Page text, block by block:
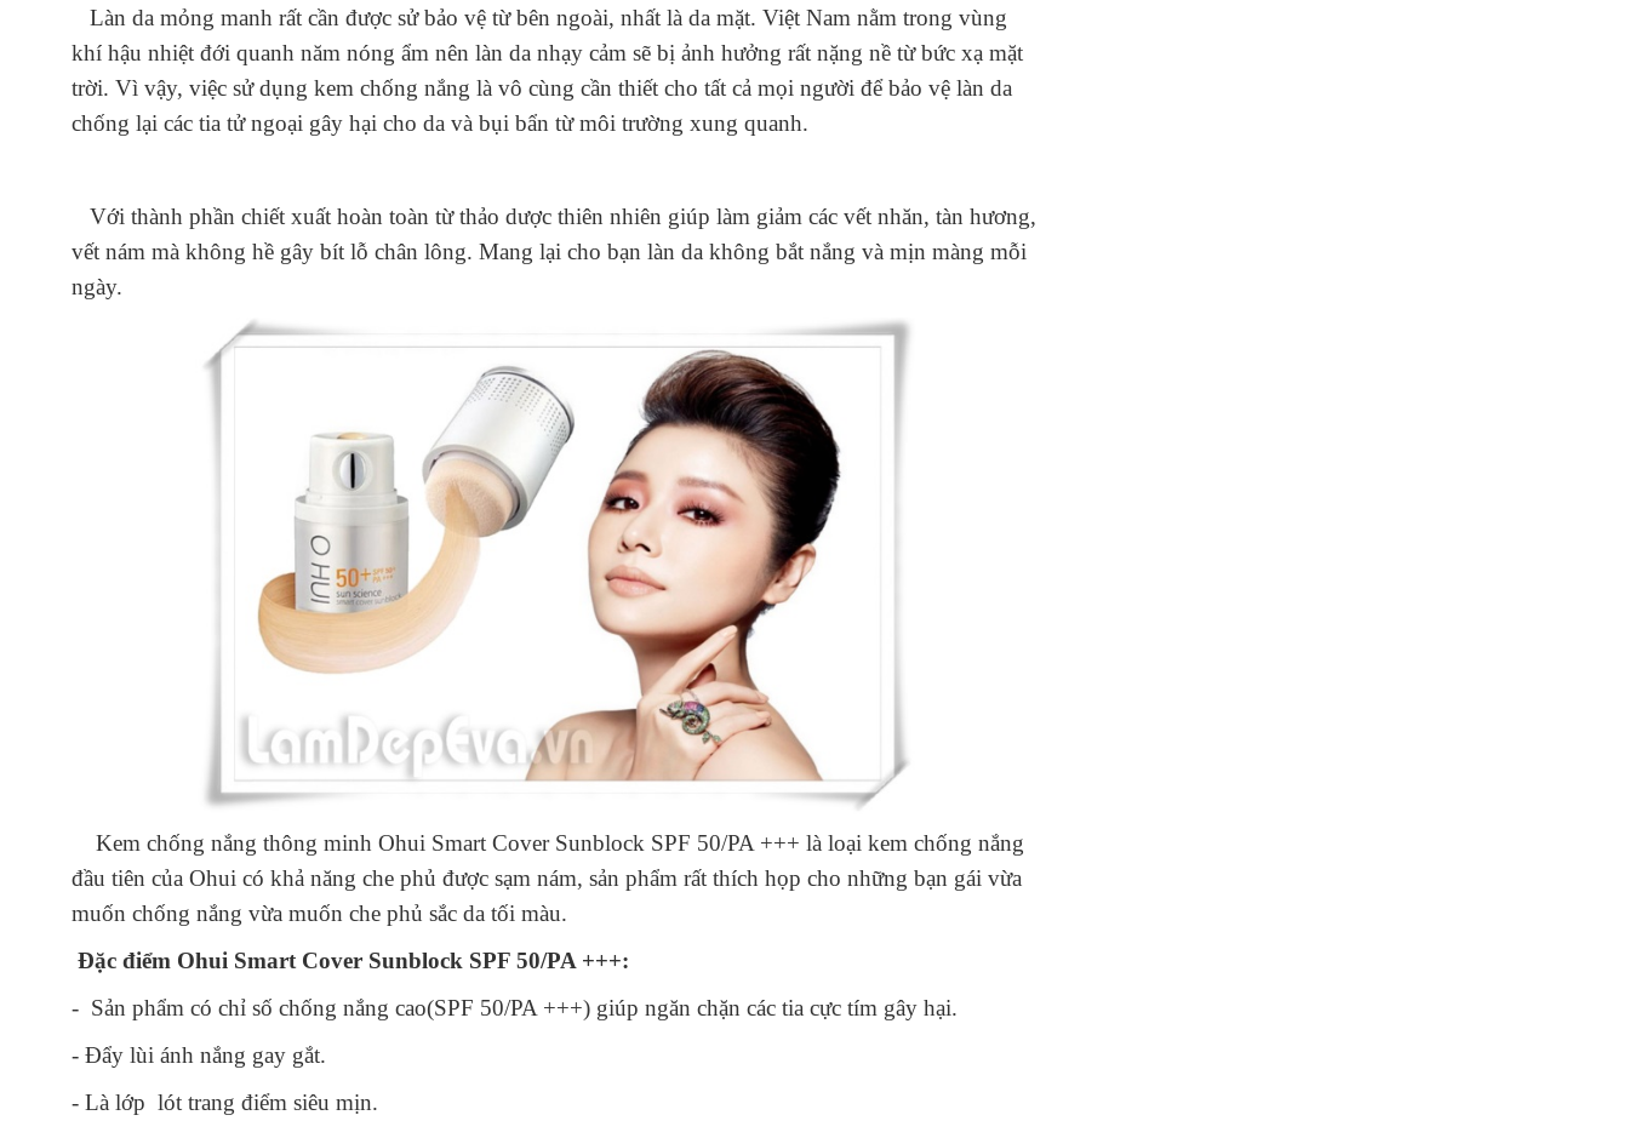
Làn da mỏng manh rất cần được sử bảo vệ từ bên ngoài, nhất là da mặt. Việt Nam nằm trong vùng
khí hậu nhiệt đới quanh năm nóng ẩm nên làn da nhạy cảm sẽ bị ảnh hưởng rất nặng nề từ bức xạ mặt
trời. Vì vậy, việc sử dụng kem chống nắng là vô cùng cần thiết cho tất cả mọi người để bảo vệ làn da
chống lại các tia tử ngoại gây hại cho da và bụi bẩn từ môi trường xung quanh.
Với thành phần chiết xuất hoàn toàn từ thảo dược thiên nhiên giúp làm giảm các vết nhăn, tàn hương,
vết nám mà không hề gây bít lỗ chân lông. Mang lại cho bạn làn da không bắt nắng và mịn màng mỗi
ngày.
Kem chống nắng thông minh Ohui Smart Cover Sunblock SPF 50/PA +++ là loại kem chống nắng
đầu tiên của Ohui có khả năng che phủ được sạm nám, sản phẩm rất thích họp cho những bạn gái vừa
muốn chống nắng vừa muốn che phủ sắc da tối màu.
Đặc điểm Ohui Smart Cover Sunblock SPF 50/PA +++:
- Sản phẩm có chỉ số chống nắng cao(SPF 50/PA +++) giúp ngăn chặn các tia cực tím gây hại.
- Đẩy lùi ánh nắng gay gắt.
- Là lớp lót trang điểm siêu mịn.